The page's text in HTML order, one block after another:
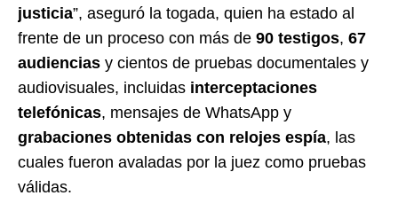
justicia”, aseguró la togada, quien ha estado al
frente de un proceso con más de 90 testigos, 67
audiencias y cientos de pruebas documentales y
audiovisuales, incluidas interceptaciones
telefónicas, mensajes de WhatsApp y
grabaciones obtenidas con relojes espía, las
cuales fueron avaladas por la juez como pruebas
válidas.